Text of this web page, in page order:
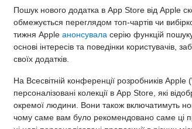
Пошук нового додатка в App Store від Apple
обмежується переглядом топ-чартів чи
тижня Apple анонсувала серію функцій
основі інтересів та поведінки користувачів,
своїх додатків.
На Всесвітній конференції розробників
персоналізовані колекції в App Store, які
окремої людини. Вони також включатимуть
чому саме вам було рекомендовано саме ці